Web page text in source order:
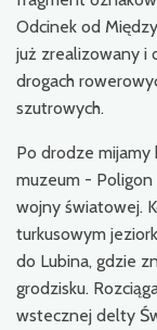
Odcinek od
już zrealizowany i
drogach
szutrowych.
Po drodze
muzeum - Poligon
wojny światowej.
turkusowym
do Lubina, gdzie
grodzisku.
wstecznej delty